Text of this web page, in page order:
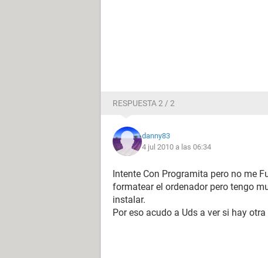
RESPUESTA 2 / 2
danny83
4 jul 2010 a las 06:34
Intente Con Programita pero no me
formatear el ordenador pero tengo
instalar.
Por eso acudo a Uds a ver si hay